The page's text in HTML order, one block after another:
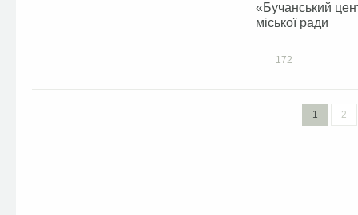
«Бучанський
міської ради
172
1 2